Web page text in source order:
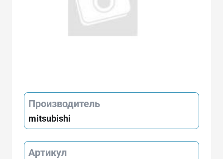
Производитель
mitsubishi
Артикул